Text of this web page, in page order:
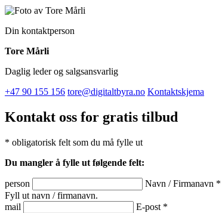
Din kontaktperson
Tore Mårli
Daglig leder og salgsansvarlig
+47 90 155 156 tore@digitaltbyra.no Kontaktskjema
Kontakt oss for gratis tilbud
* obligatorisk felt som du må fylle ut
Du mangler å fylle ut følgende felt:
person Navn / Firmanavn *
Fyll ut navn / firmanavn.
mail
E-post *